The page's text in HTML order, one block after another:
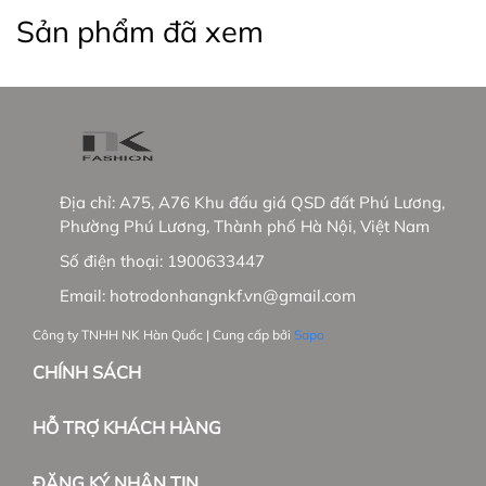
+ Phát triển thêm dòng hàng cao cấp tại trường
#thoitrangnu #NKFashion #somicongso #aosomi
#somicoctay #sominutrang #sominungantay
#sominucongso #aosomivaihanquoc
#aosomicaocap #aomoi #aosomink #sominugiare
#sominuhanquoc #somitayngan #somiunisex
#somicoctaynu #somidep #sominudep
#somitayngan #somitrang #somiformrong
Sản phẩm đã xem
Địa chỉ: A75, A76 Khu đấu giá QSD đất Phú Lương,
Phường Phú Lương, Thành phố Hà Nội, Việt Nam
Số điện thoại: 1900633447
Email: hotrodonhangnkf.vn@gmail.com
Công ty TNHH NK Hàn Quốc | Cung cấp bởi Sapo
CHÍNH SÁCH
HỖ TRỢ KHÁCH HÀNG